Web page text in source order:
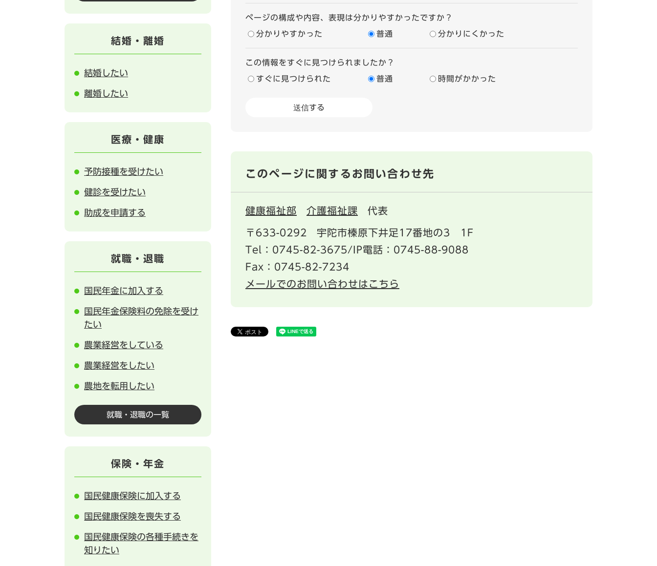
ページの構成や内容、表現は分かりやすかったですか？
分かりやすかった 普通 分かりにくかった
この情報をすぐに見つけられましたか？
すぐに見つけられた 普通 時間がかかった
このページに関するお問い合わせ先
健康福祉部 介護福祉課 代表
〒633-0292
宇陀市榛原下井足17番地の3 1F
Tel：0745-82-3675/IP電話：0745-88-9088
Fax：0745-82-7234
メールでのお問い合わせはこちら
結婚・離婚
結婚したい
離婚したい
医療・健康
予防接種を受けたい
健診を受けたい
助成を申請する
就職・退職
国民年金に加入する
国民年金保険料の免除を受け
たい
農業経営をしている
農業経営をしたい
農地を転用したい
就職・退職の一覧
保険・年金
国民健康保険に加入する
国民健康保険を喪失する
国民健康保険の各種手続きを
知りたい